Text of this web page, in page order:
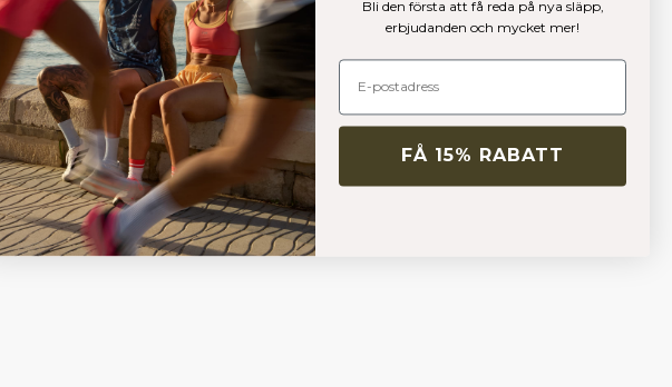
Bli den första att få reda på nya släpp,
erbjudanden och mycket mer!
FÅ 15% RABATT